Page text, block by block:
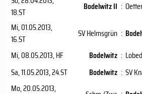
18.ST
Bodelwitz II :
Mi, 01.05.2013,
16.ST
SV Helmsgrün :
Mi, 08.05.2013, HF Bodelwitz :
Sa, 11.05.2013, 24.ST Bodelwitz : SV
Mo, 20.05.2013,